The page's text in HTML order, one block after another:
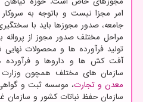
امر مجزا نیست و باتوجه به
جامعه، صدور مجوزها باید با
مراحل مختلف صدور مجوز از پروانه
تولید فرآورده ها و محصولات
آفت کش ها و داروها و فرآورده
سازمان های مختلف همچون وزارت
معدن و تجارت، موسسه ثبت و گواهی
سازمان حفظ نباتات کشور و سازمان